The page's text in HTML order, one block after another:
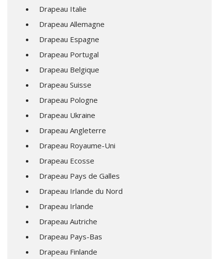
Drapeau Italie
Drapeau Allemagne
Drapeau Espagne
Drapeau Portugal
Drapeau Belgique
Drapeau Suisse
Drapeau Pologne
Drapeau Ukraine
Drapeau Angleterre
Drapeau Royaume-Uni
Drapeau Ecosse
Drapeau Pays de Galles
Drapeau Irlande du Nord
Drapeau Irlande
Drapeau Autriche
Drapeau Pays-Bas
Drapeau Finlande